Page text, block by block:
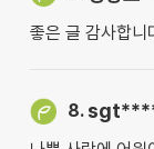
좋은 글 감사합니
8.